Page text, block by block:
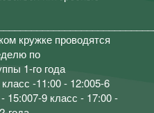
кружке проводятся
по
1-го года
-11:00 - 12:005-6
15:007-9 класс - 17:00 -